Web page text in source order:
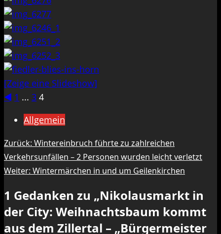
[Zeige eine Slideshow]
◄ 1 ... 3 4
Allgemein
Beitragsnavigation
Zurück: Wintereinbruch führte zu zahlreichen
Verkehrsunfällen – 2 Personen wurden leicht verletzt
Weiter: Wintermärchen in und um Geilenkirchen
1 Gedanken zu „Nikolausmarkt in
der City: Weihnachtsbaum kommt
aus dem Zillertal – „Bürgermeister